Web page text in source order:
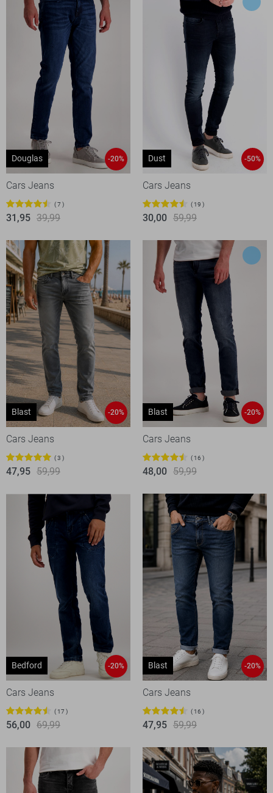
Douglas -20%
Cars Jeans
7
31,95 39,99
Dust -50%
Cars Jeans
19
30,00 59,99
Blast -20%
Cars Jeans
3
47,95 59,99
Blast -20%
Cars Jeans
16
48,00 59,99
Bedford -20%
Cars Jeans
17
56,00 69,99
Blast -20%
Cars Jeans
16
47,95 59,99